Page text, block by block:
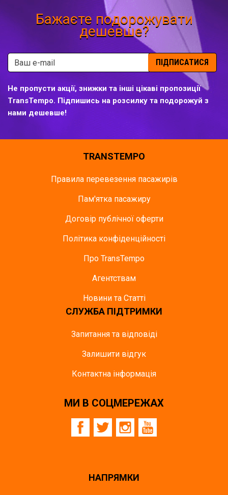
Бажаєте подорожувати
дешевше?
ПІДПИСАТИСЯ
Не пропусти акції, знижки та інші цікаві пропозиції
TransTempo. Підпишись на розсилку та подорожуй з
нами дешевше!
TRANSTEMPO
Правила перевезення пасажирів
Пам'ятка пасажиру
Договір публічної оферти
Політика конфіденційності
Про TransTempo
Агентствам
Новини та Статті
СЛУЖБА ПІДТРИМКИ
Запитання та відповіді
Залишити відгук
Контактна інформація
МИ В СОЦМЕРЕЖАХ
НАПРЯМКИ